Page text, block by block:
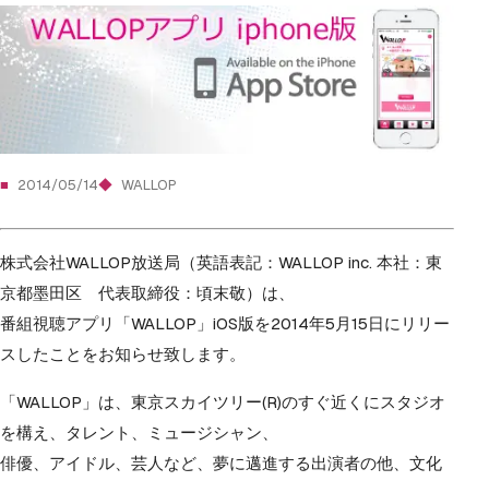
2014/05/14 WALLOP
株式会社WALLOP放送局（英語表記：WALLOP inc. 本社：東
京都墨田区 代表取締役：頃末敬）は、
番組視聴アプリ「WALLOP」iOS版を2014年5月15日にリリー
スしたことをお知らせ致します。
「WALLOP」は、東京スカイツリー(R)のすぐ近くにスタジオ
を構え、タレント、ミュージシャン、
俳優、アイドル、芸人など、夢に邁進する出演者の他、文化